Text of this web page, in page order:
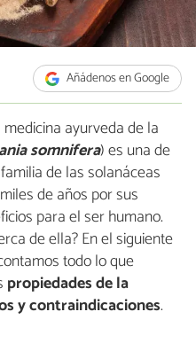
Añádenos en Google
ayurveda de la
somnifera) es una de
de las solanáceas
de años por sus
para el ser humano.
de ella? En el siguiente
todo lo que
propiedades de la
y contraindicaciones.